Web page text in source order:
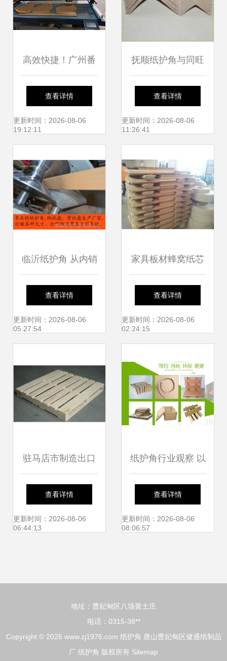
高效快捷！广州番
禺箱包制造公司蜂
窝纸板腾利源，5
查看详情
更新时间：2026-08-06
19:12:11
抚顺纸护角与同旺
蜂窝纸、信实加硬
纸护角及集装袋 绿
完美融合
查看详情
更新时间：2026-08-06
11:26:41
临沂纸护角 从内销
到出口，绿色包装
的全球之旅
查看详情
更新时间：2026-08-06
05:27:54
家具板材蜂窝纸芯
哪里能买到品牌好
的纸蜂窝？优变商
查看详情
更新时间：2026-08-06
02:24:15
驻马店市制造出口
托盘批发价格解析
纸护角的应用与市
查看详情
更新时间：2026-08-06
06:44:13
纸护角行业观察 以
华凯纸品为例，解
析产品、价格与集
查看详情
更新时间：2026-08-06
08:06:57
地址：曹妃甸区八场黄土庄
电话：0315-38**
Copyright © 2026 www.zj1976.com 纸护角 唐山曹妃甸区健通纸制品
厂 纸护角 版权所有 Sitemap